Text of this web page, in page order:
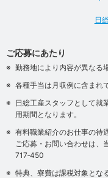
日
ご応募にあたり
勤務地により内容が異なる
各種手当は月収例に含まれ
日総工産スタッフとして就
用期間となります。
有料職業紹介のお仕事の待
ご応募・お問い合わせは、
717‐450
特典、寮費は課税対象とな